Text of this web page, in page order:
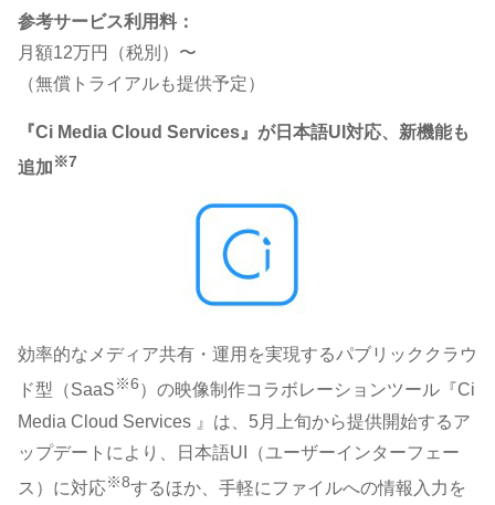
参考サービス利用料：
月額12万円（税別）〜
（無償トライアルも提供予定）
『Ci Media Cloud Services』が日本語UI対応、新機能も
追加 ※7
効率的なメディア共有・運用を実現するパブリッククラウ
ド型（SaaS※6）の映像制作コラボレーションツール『Ci
Media Cloud Services 』は、5月上旬から提供開始するア
ップデートにより、日本語UI（ユーザーインターフェー
ス）に対応※8するほか、手軽にファイルへの情報入力を